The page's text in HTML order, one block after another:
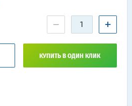
− +
КУПИТЬ В ОДИН КЛИК